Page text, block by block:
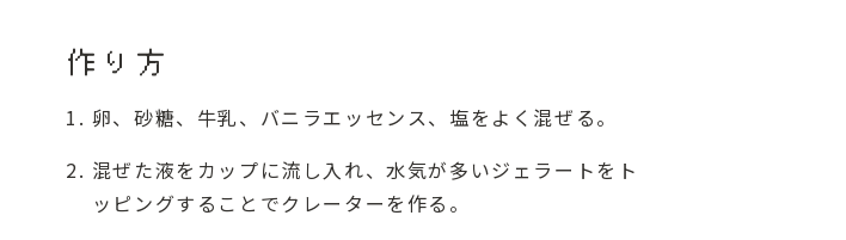
作り方
卵、砂糖、牛乳、バニラエッセンス、塩をよく混ぜる。
混ぜた液をカップに流し入れ、水気が多いジェラートをト
ッピングすることでクレーターを作る。